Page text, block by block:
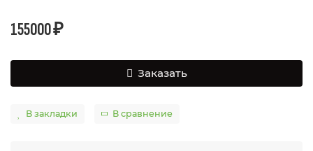
155000 ₽
Заказать
В закладки В сравнение